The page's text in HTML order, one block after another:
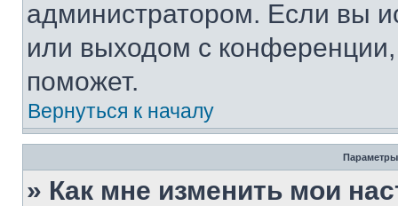
администратором. Если вы
или выходом с
поможет.
Вернуться к началу
Параметры
» Как мне изменить мои